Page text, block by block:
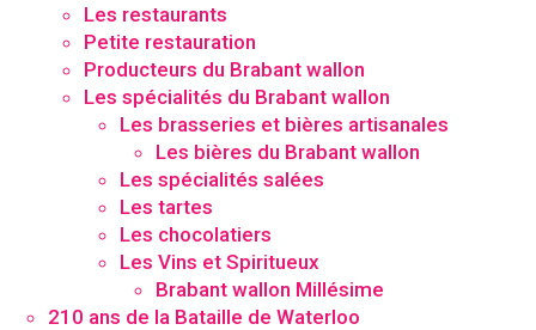
Les restaurants
Petite restauration
Producteurs du Brabant wallon
Les spécialités du Brabant wallon
Les brasseries et bières artisanales
Les bières du Brabant wallon
Les spécialités salées
Les tartes
Les chocolatiers
Les Vins et Spiritueux
Brabant wallon Millésime
210 ans de la Bataille de Waterloo